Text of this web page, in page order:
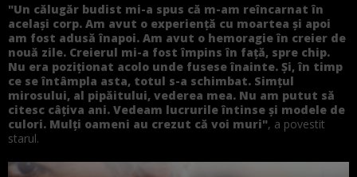
"Un călugăr budist mi-a spus că m-am reîncarnat în
același corp. Am avut o experiență cu moartea și apoi
am fost adusă înapoi. Am avut o hemoragie în creier de
nouă zile. Creierul mi-a fost împins în față, spre chip.
Nu era poziționat acolo unde fusese înainte. Și, în timp
ce se întâmpla asta, totul s-a schimbat. Simțul
mirosului, al pipăitului, vederea mea. Nu am putut să
citesc câțiva ani. Vedeam lucrurile întinse și modele de
culori. Mulți oameni au crezut că voi muri", a povestit
starul.